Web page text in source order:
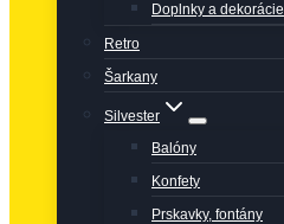
Doplnky a dekorácie
Retro
Šarkany
Silvester
Balóny
Konfety
Prskavky, fontány